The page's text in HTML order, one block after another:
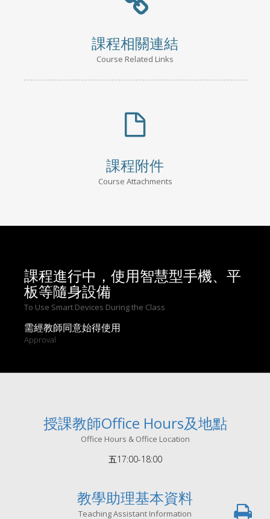
課程相關連結
Course Related Links
課程附件
Course Attachments
課程進行中，使用智慧型手機、平
板等隨身設備
To Use Smart Devices During the Class
需經教師同意始得使用
Approval
授課教師Office Hours及地點
Office Hours & Office Location
五17:00-18:00
教學助理基本資料
Teaching Assistant Information